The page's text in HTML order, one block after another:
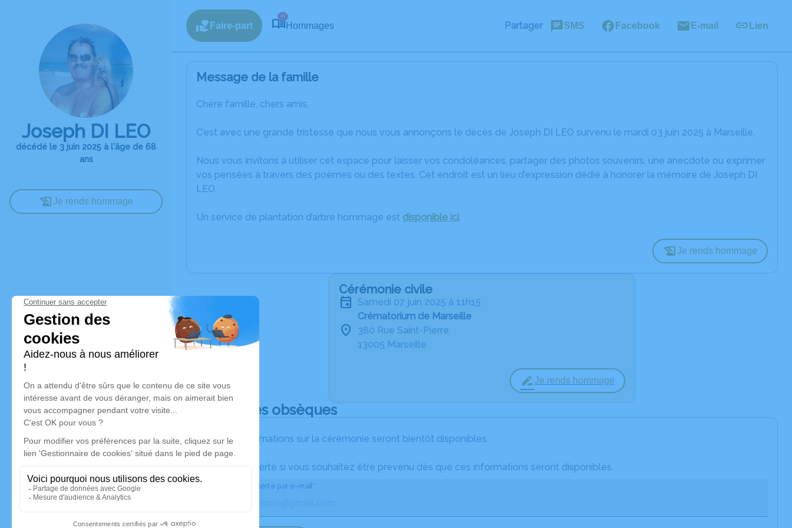
Joseph DI LEO
décédé le 3 juin 2025 à l'âge de 68
ans
Je rends hommage
Faire-part
41
Hommages Partager SMS Facebook E-mail Lien
Message de la famille
Chère famille, chers amis,
C’est avec une grande tristesse que nous vous annonçons le décès de Joseph DI LEO survenu le mardi 03 juin 2025 à Marseille.
Nous vous invitons à utiliser cet espace pour laisser vos condoléances, partager des photos souvenirs, une anecdote ou exprimer
vos pensées à travers des poèmes ou des textes. Cet endroit est un lieu d'expression dédié à honorer la mémoire de Joseph DI
LEO.
Un service de plantation d’arbre hommage est disponible ici.
Je rends hommage
Cérémonie civile
samedi 07 juin 2025 à 11h15
Crématorium de Marseille
380 Rue Saint-Pierre
13005 Marseille
Je rends hommage
Déroulé des obsèques
Les informations sur la cérémonie seront bientôt disponibles.
Activez une alerte si vous souhaitez être prévenu dès que ces informations seront disponibles.
Recevoir une alerte par e-mail*